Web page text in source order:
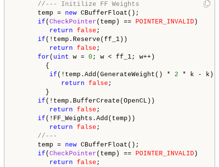
//--- Initilize FF Weights
temp = new CBufferFloat();
if ( CheckPointer (temp) == POINTER_INVALID )
return false ;
if (!temp.Reserve(ff_1))
return false ;
for ( uint w = 0 ; w < ff_1; w++)
{
if (!temp.Add(GenerateWeight() * 2 * k - k))
return false ;
}
if (!temp.BufferCreate(OpenCL))
return false ;
if (!FF_Weights.Add(temp))
return false ;
//---
temp = new CBufferFloat();
if ( CheckPointer (temp) == POINTER_INVALID )
return false ;